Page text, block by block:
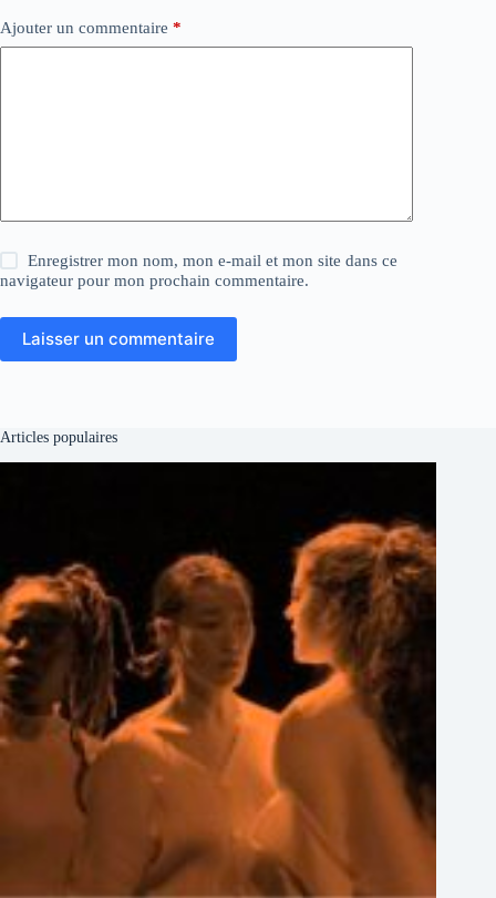
Ajouter un commentaire *
Enregistrer mon nom, mon e-mail et mon site dans ce
navigateur pour mon prochain commentaire.
Laisser un commentaire
Articles populaires